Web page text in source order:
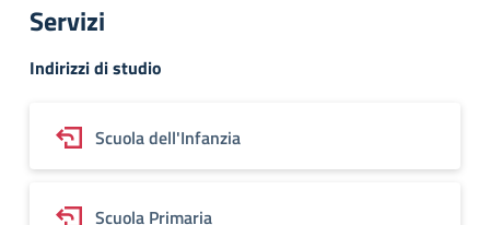
Servizi
Indirizzi di studio
Scuola dell'Infanzia
Scuola Primaria